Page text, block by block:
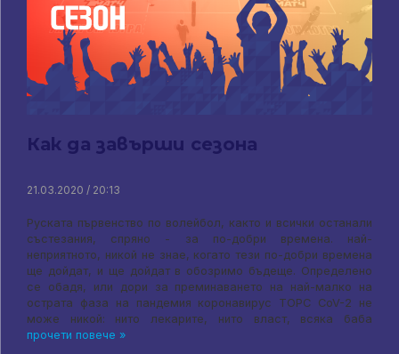
Как да завърши сезона
21.03.2020 / 20:13
Руската първенство по волейбол, както и всички останали
състезания, спряно - за по-добри времена. най-
неприятното, никой не знае, когато тези по-добри времена
ще дойдат, и ще дойдат в обозримо бъдеще. Определено
се обадя, или дори за преминаването на най-малко на
острата фаза на пандемия коронавирус ТОРС CoV-2 не
може никой: нито лекарите, нито власт, всяка баба
прочети повече »